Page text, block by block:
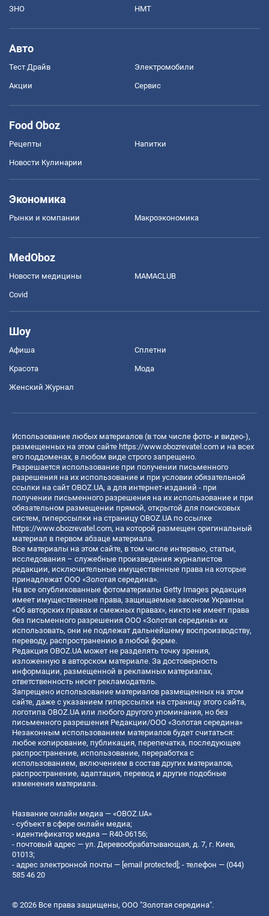
ЗНО НМТ
Авто
Тест Драйв Электромобили
Акции Сервис
Food Oboz
Рецепты Напитки
Новости Кулинарии
Экономика
Рынки и компании Mакроэкономика
MedOboz
Новости медицины MAMACLUB
Covid
Шоу
Афиша Сплетни
Красота Мода
Женский Журнал
Использование любых материалов (в том числе фото- и видео-),
размещенных на этом сайте https://www.obozrevatel.com и на всех
его поддоменах, в любом виде строго запрещено.
Разрешается использование при получении письменного
разрешения на их использование и при условии обязательной
ссылки на сайт OBOZ.UA, а для интернет-изданий - при
получении письменного разрешения на их использование и при
обязательном размещении прямой, открытой для поисковых
систем, гиперссылки на страницу OBOZ.UA по ссылке
https://www.obozrevatel.com, на которой размещен оригинальный
материал в первом абзаце материала.
Все материалы на этом сайте, в том числе интервью, статьи,
исследования – служебные произведения журналистов
редакции, исключительные имущественные права на которые
принадлежат ООО «Золотая середина».
На все опубликованные фотоматериалы Getty Images редакция
имеет имущественные права, защищаемые законом Украины
«Об авторских правах и смежных правах», никто не имеет права
без письменного разрешения ООО «Золотая середина» их
использовать, они не подлежат дальнейшему воспроизводству,
переводу, распространению в любой форме.
Редакция OBOZ.UA может не разделять точку зрения,
изложенную в авторском материале. За достоверность
информации, размещенной в рекламных материалах,
ответственность несет рекламодатель.
Запрещено использование материалов размещенных на этом
сайте, даже с указанием гиперссылки на страницу этого сайта,
логотипа OBOZ.UA или любого другого упоминания, но без
письменного разрешения Редакции/ООО «Золотая середина»
Незаконным использованием материалов будет считаться:
любое копирование, публикация, перепечатка, последующее
распространение, использование, переработка с
использованием, включением в состав других материалов,
распространение, адаптация, перевод и другие подобные
изменения материала.
Название онлайн медиа — «OBOZ.UA»
- субъект в сфере онлайн медиа;
- идентификатор медиа — R40-06156;
- почтовый адрес — ул. Деревообрабатывающая, д. 7, г. Киев,
01013;
- адрес электронной почты — [email protected]; - телефон — (044)
585 46 20
© 2026 Все права защищены, ООО "Золотая середина".